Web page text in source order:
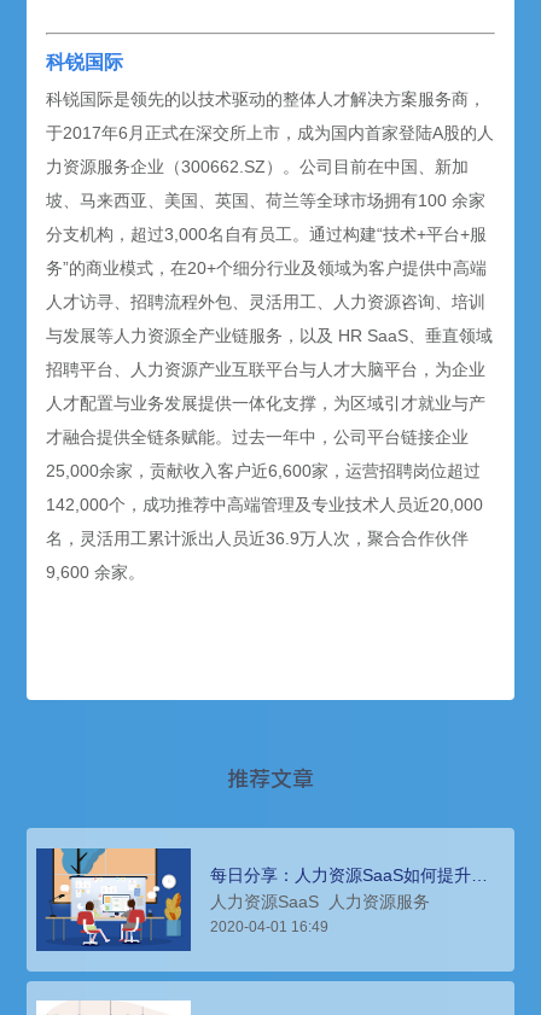
科锐国际
科锐国际是领先的以技术驱动的整体人才解决方案服务商，
于2017年6月正式在深交所上市，成为国内首家登陆A股的人
力资源服务企业（300662.SZ）。公司目前在中国、新加
坡、马来西亚、美国、英国、荷兰等全球市场拥有100 余家
分支机构，超过3,000名自有员工。通过构建“技术+平台+服
务”的商业模式，在20+个细分行业及领域为客户提供中高端
人才访寻、招聘流程外包、灵活用工、人力资源咨询、培训
与发展等人力资源全产业链服务，以及 HR SaaS、垂直领域
招聘平台、人力资源产业互联平台与人才大脑平台，为企业
人才配置与业务发展提供一体化支撑，为区域引才就业与产
才融合提供全链条赋能。过去一年中，公司平台链接企业
25,000余家，贡献收入客户近6,600家，运营招聘岗位超过
142,000个，成功推荐中高端管理及专业技术人员近20,000
名，灵活用工累计派出人员近36.9万人次，聚合合作伙伴
9,600 余家。
推荐文章
每日分享：人力资源SaaS如何提升企
业效率？
人力资源SaaS 人力资源服务
2020-04-01 16:49